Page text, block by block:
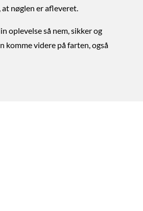
nøglen er afleveret.
oplevelse så nem, sikker og
komme videre på farten, også